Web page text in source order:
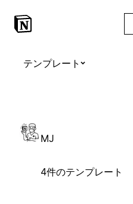
テンプレート
MJ
4件のテンプレート